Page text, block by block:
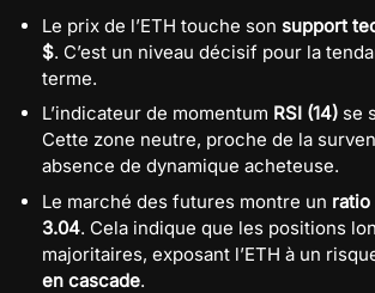
Le prix de l’ETH touche son support
$. C’est un niveau décisif pour la
terme.
L’indicateur de momentum RSI (14) se
Cette zone neutre, proche de la
absence de dynamique acheteuse.
Le marché des futures montre un
3.04. Cela indique que les positions
majoritaires, exposant l’ETH à un
en cascade.